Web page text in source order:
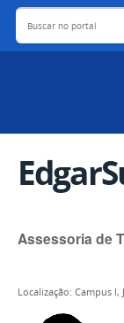
Buscar no portal
Assessoria de
Localização: Campus I,